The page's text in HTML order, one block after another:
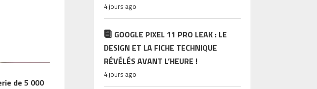
de 5 000
4 jours ago
GOOGLE PIXEL 11 PRO LEAK : LE
DESIGN ET LA FICHE TECHNIQUE
RÉVÉLÉS AVANT L’HEURE !
4 jours ago